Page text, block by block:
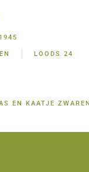
LOODS 24
EN KAATJE